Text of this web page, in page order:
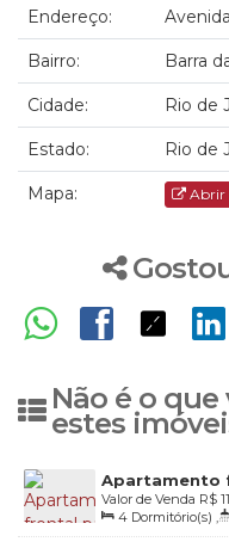
Endereço:
Bairro: Barra
Cidade: Rio de
Estado: Rio de
Mapa: Abrir
Não é o que
estes
Apartamento
condomínioR$
Valor de Venda
Barra da Tijuca, Rio
4 Dormitório(s) ,
Total: 400.00m² , 4